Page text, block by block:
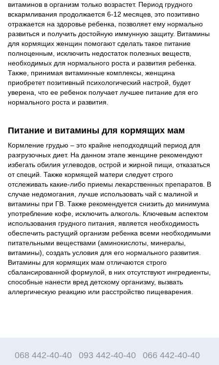
витаминов в организм только возрастет. Период грудного
вскармливания продолжается 6-12 месяцев, это позитивно
отражается на здоровье ребенка, позволяет ему нормально
развиться и получить достойную иммунную защиту. Витамины
для кормящих женщин помогают сделать такое питание
полноценным, исключить недостаток полезных веществ,
необходимых для нормального роста и развития ребенка.
Также, принимая витаминные комплексы, женщина
приобретет позитивный психологический настрой, будет
уверена, что ее ребенок получает лучшее питание для его
нормального роста и развития.
Питание и витамины для кормящих мам
Кормление грудью – это крайне неподходящий период для
разгрузочных диет. На данном этапе женщине рекомендуют
избегать обилия углеводов, острой и жирной пищи, отказаться
от специй. Также кормящей матери следует строго
отслеживать какие-либо приемы лекарственных препаратов. В
случае недомогания, лучше использовать чай с малиной и
витамины при ГВ. Также рекомендуется снизить до минимума
употребление кофе, исключить алкоголь. Ключевым аспектом
использования грудного питания, является необходимость
обеспечить растущий организм ребенка всеми необходимыми
питательными веществами (аминокислоты, минералы,
витамины), создать условия для его нормального развития.
Витамины для кормящих мам отличаются строго
сбалансированной формулой, в них отсутствуют ингредиенты,
способные нанести вред детскому организму, вызвать
аллергическую реакцию или расстройство пищеварения.
068 442-40-40 093 442-40-40 066 442-40-40